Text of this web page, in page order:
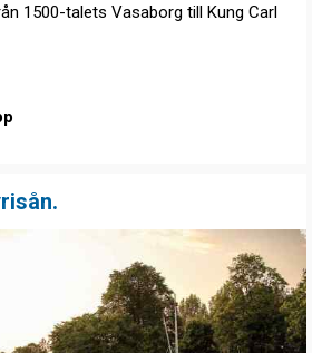
1500-talets Vasaborg till Kung Carl